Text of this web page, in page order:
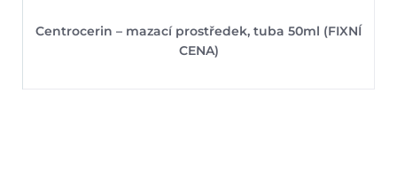
Centrocerin – mazací prostředek, tuba 50ml (FIXNÍ
CENA)